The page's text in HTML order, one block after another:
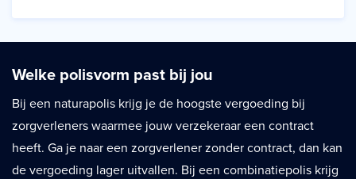
Welke polisvorm past bij jou
Bij een naturapolis krijg je de hoogste vergoeding bij
zorgverleners waarmee jouw verzekeraar een contract
heeft. Ga je naar een zorgverlener zonder contract, dan kan
de vergoeding lager uitvallen. Bij een combinatiepolis krijg